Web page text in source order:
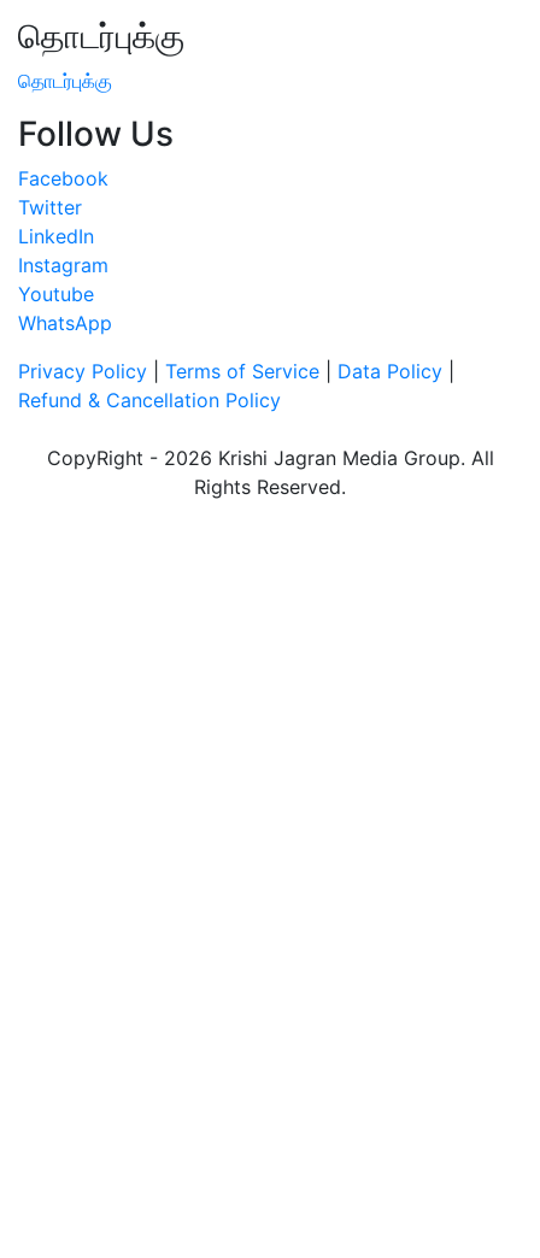
தொடர்புக்கு
தொடர்புக்கு
Follow Us
Facebook
Twitter
LinkedIn
Instagram
Youtube
WhatsApp
Privacy Policy
Terms of Service Data Policy
Refund & Cancellation Policy
CopyRight - 2026 Krishi Jagran Media Group. All
Rights Reserved.